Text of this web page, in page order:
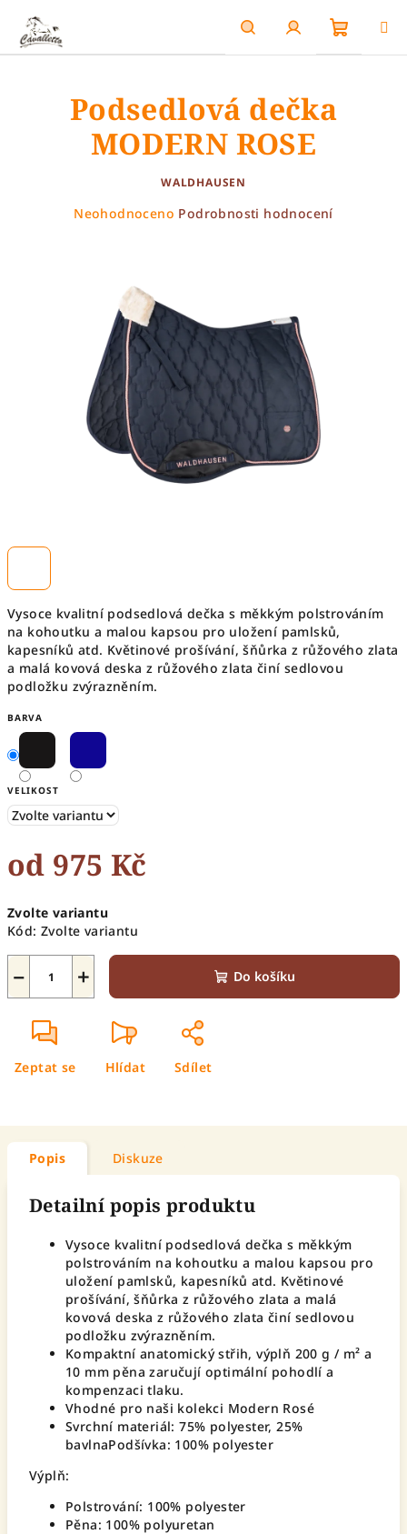
obsah
HledatPřihlášení
Vysoce kvalitní podsedlová dečka s měkkým polstrováním
na kohoutku a malou kapsou pro uložení pamlsků,
kapesníků atd. Květinové prošívání, šňůrka z růžového zlata
a malá kovová deska z růžového zlata činí sedlovou
podložku zvýrazněním.
BARVA
VELIKOST
od 975 Kč
cena:
Zvolte variantu
Kód: Zvolte variantu
+
− Do košíku
Zeptat se Hlídat Sdílet
Podsedlová dečka
MODERN ROSE
WALDHAUSEN
Průměrné
hvězdiček.
Neohodnoceno Podrobnosti hodnocení
Popis Diskuze
Detailní popis produktu
Vysoce kvalitní podsedlová dečka s měkkým
polstrováním na kohoutku a malou kapsou pro
uložení pamlsků, kapesníků atd. Květinové
prošívání, šňůrka z růžového zlata a malá
kovová deska z růžového zlata činí sedlovou
podložku zvýrazněním.
Kompaktní anatomický střih, výplň 200 g / m² a
10 mm pěna zaručují optimální pohodlí a
kompenzaci tlaku.
Vhodné pro naši kolekci Modern Rosé
Svrchní materiál: 75% polyester, 25%
bavlnaPodšívka: 100% polyester
Výplň:
Polstrování: 100% polyester
Pěna: 100% polyuretan